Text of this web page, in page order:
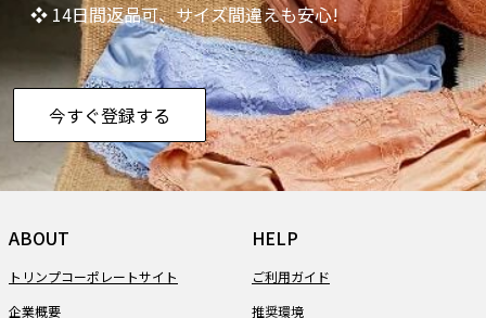
❖ 14日間返品可、サイズ間違えも安心!
今すぐ登録する
ABOUT
トリンプコーポレートサイト
企業概要
HELP
ご利用ガイド
推奨環境